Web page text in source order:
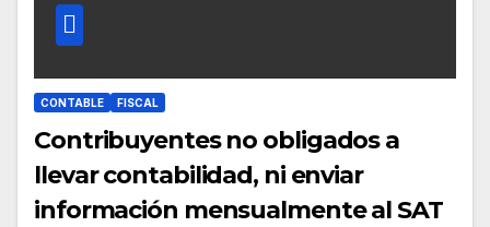
CONTABLE FISCAL
Contribuyentes no obligados a
llevar contabilidad, ni enviar
información mensualmente al SAT